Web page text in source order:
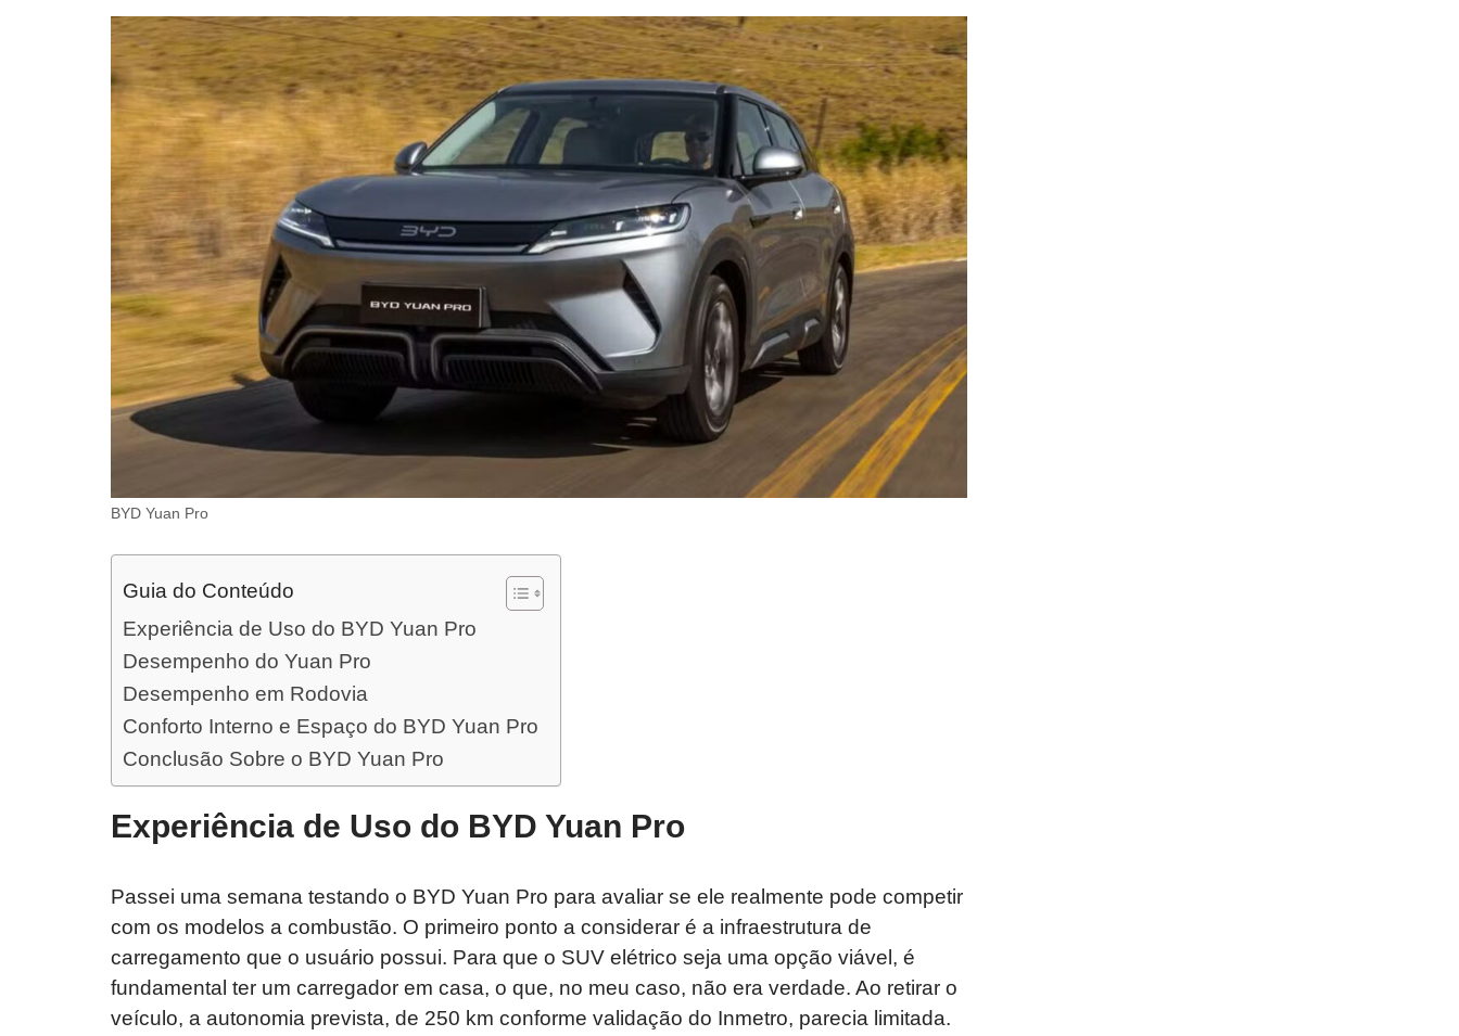
BYD Yuan Pro
Guia do Conteúdo
Experiência de Uso do BYD Yuan Pro
Desempenho do Yuan Pro
Desempenho em Rodovia
Conforto Interno e Espaço do BYD Yuan Pro
Conclusão Sobre o BYD Yuan Pro
Experiência de Uso do BYD Yuan Pro
Passei uma semana testando o BYD Yuan Pro para avaliar se ele realmente pode competir
com os modelos a combustão. O primeiro ponto a considerar é a infraestrutura de
carregamento que o usuário possui. Para que o SUV elétrico seja uma opção viável, é
fundamental ter um carregador em casa, o que, no meu caso, não era verdade. Ao retirar o
veículo, a autonomia prevista, de 250 km conforme validação do Inmetro, parecia limitada.